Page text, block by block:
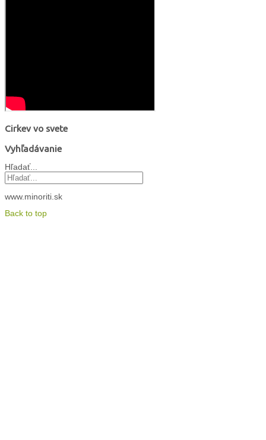
Cirkev vo svete
Vyhľadávanie
Hľadať...
www.minoriti.sk
Back to top